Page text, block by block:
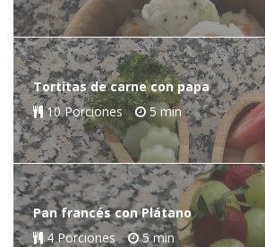
Tortitas de carne con papa
10 Porciones
5 min
Pan francés con Plátano
4 Porciones
5 min